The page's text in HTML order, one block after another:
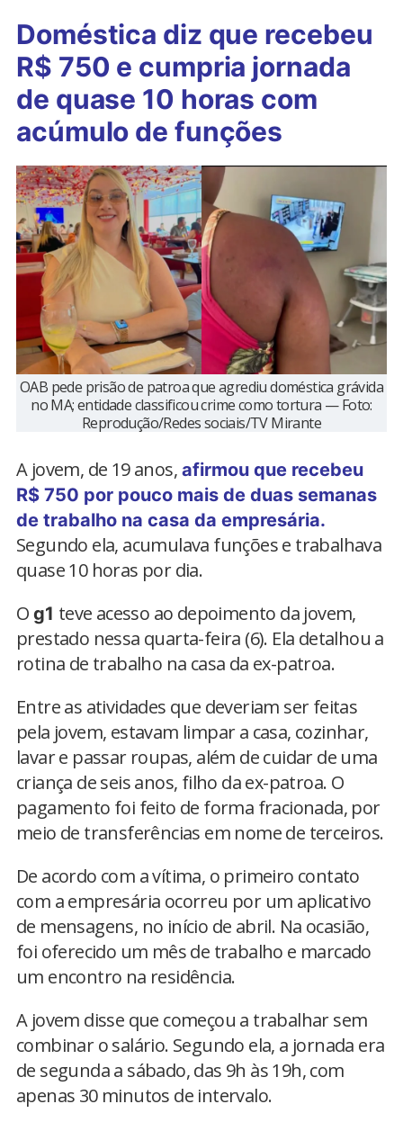
Doméstica diz que recebeu
R$ 750 e cumpria jornada
de quase 10 horas com
acúmulo de funções
OAB pede prisão de patroa que agrediu doméstica grávida
no MA; entidade classificou crime como tortura — Foto:
Reprodução/Redes sociais/TV Mirante
A jovem, de 19 anos, afirmou que recebeu
R$ 750 por pouco mais de duas semanas
de trabalho na casa da empresária.
Segundo ela, acumulava funções e trabalhava
quase 10 horas por dia.
O g1 teve acesso ao depoimento da jovem,
prestado nessa quarta-feira (6). Ela detalhou a
rotina de trabalho na casa da ex-patroa.
Entre as atividades que deveriam ser feitas
pela jovem, estavam limpar a casa, cozinhar,
lavar e passar roupas, além de cuidar de uma
criança de seis anos, filho da ex-patroa. O
pagamento foi feito de forma fracionada, por
meio de transferências em nome de terceiros.
De acordo com a vítima, o primeiro contato
com a empresária ocorreu por um aplicativo
de mensagens, no início de abril. Na ocasião,
foi oferecido um mês de trabalho e marcado
um encontro na residência.
A jovem disse que começou a trabalhar sem
combinar o salário. Segundo ela, a jornada era
de segunda a sábado, das 9h às 19h, com
apenas 30 minutos de intervalo.